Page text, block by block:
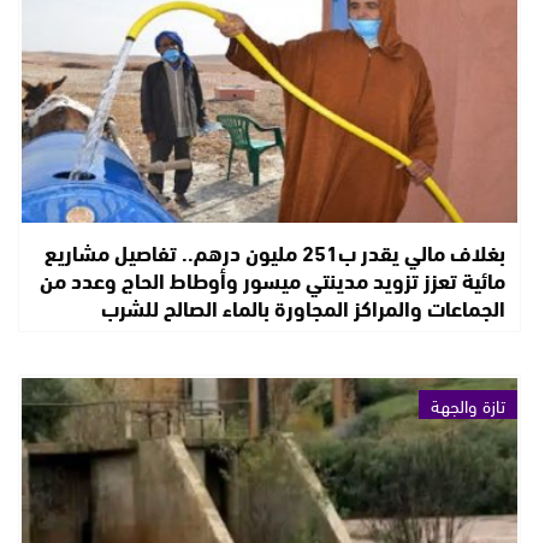
بغلاف مالي يقدر ب251 مليون درهم.. تفاصيل مشاريع
مائية تعزز تزويد مدينتي ميسور وأوطاط الحاج وعدد من
الجماعات والمراكز المجاورة بالماء الصالح للشرب
تازة والجهة